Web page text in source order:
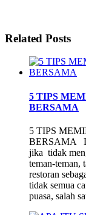
Related Posts
5 TIPS
BERSAMA
5 TIPS
BERSAMA
jika tidak
teman-teman,
restoran
tidak semua
puasa, salah